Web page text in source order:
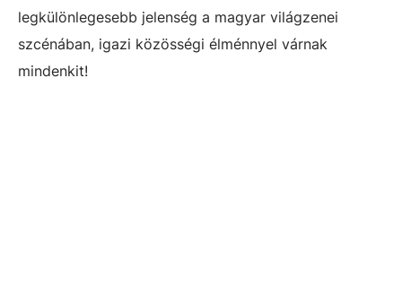
legkülönlegesebb jelenség a magyar világzenei
szcénában, igazi közösségi élménnyel várnak
mindenkit!